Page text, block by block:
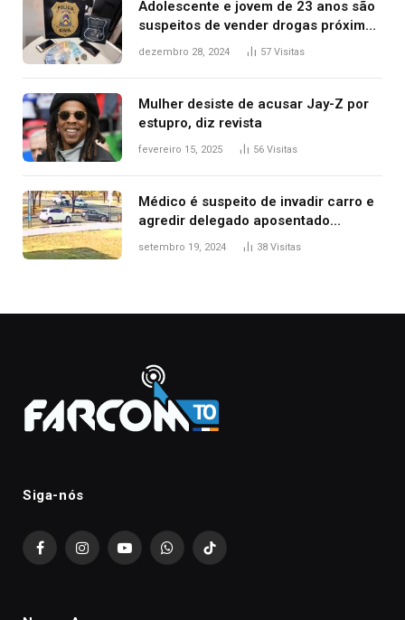
Adolescente e jovem de 23 anos são
suspeitos de vender drogas próximo
de delegacia e escola, diz polícia
dezembro 28, 2024 57 Visitas
Mulher desiste de acusar Jay-Z por
estupro, diz revista
fevereiro 15, 2025 56 Visitas
Médico é suspeito de invadir carro e
agredir delegado aposentado
durante confusão no trânsito
setembro 19, 2024 38 Visitas
Siga-nós
FacebookInstagramYouTubeWhatsAppTikTok